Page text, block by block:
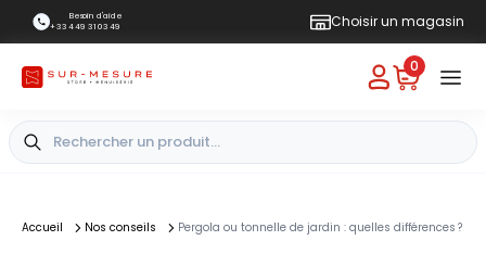
Besoin d'aide
+33 4 49 31 03 49
Choisir un magasin
0
Accueil Nos conseils Pergola ou tonnelle de jardin : quelles différences ?